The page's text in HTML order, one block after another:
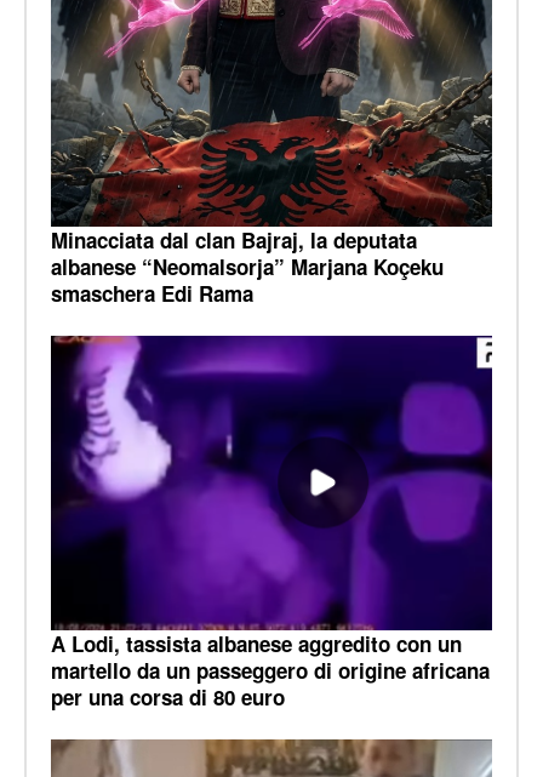
Minacciata dal clan Bajraj, la deputata
albanese “Neomalsorja” Marjana Koçeku
smaschera Edi Rama
A Lodi, tassista albanese aggredito con un
martello da un passeggero di origine africana
per una corsa di 80 euro